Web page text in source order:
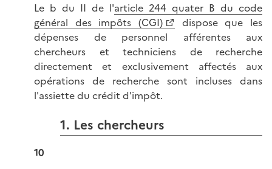
Le b du II de l'article 244 quater B du code
général des impôts (CGI)
dispose que les
dépenses de personnel afférentes aux
chercheurs et techniciens de recherche
directement et exclusivement affectés aux
opérations de recherche sont incluses dans
l'assiette du crédit d'impôt.
1. Les chercheurs
10